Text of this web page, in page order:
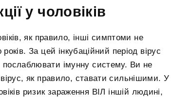
у чоловіків
як правило, інші симптоми не
За цей інкубаційний період вірус
послаблювати імунну систему. Ви не
як правило, ставати сильнішими. У
ризик зараження ВІЛ іншій людині,